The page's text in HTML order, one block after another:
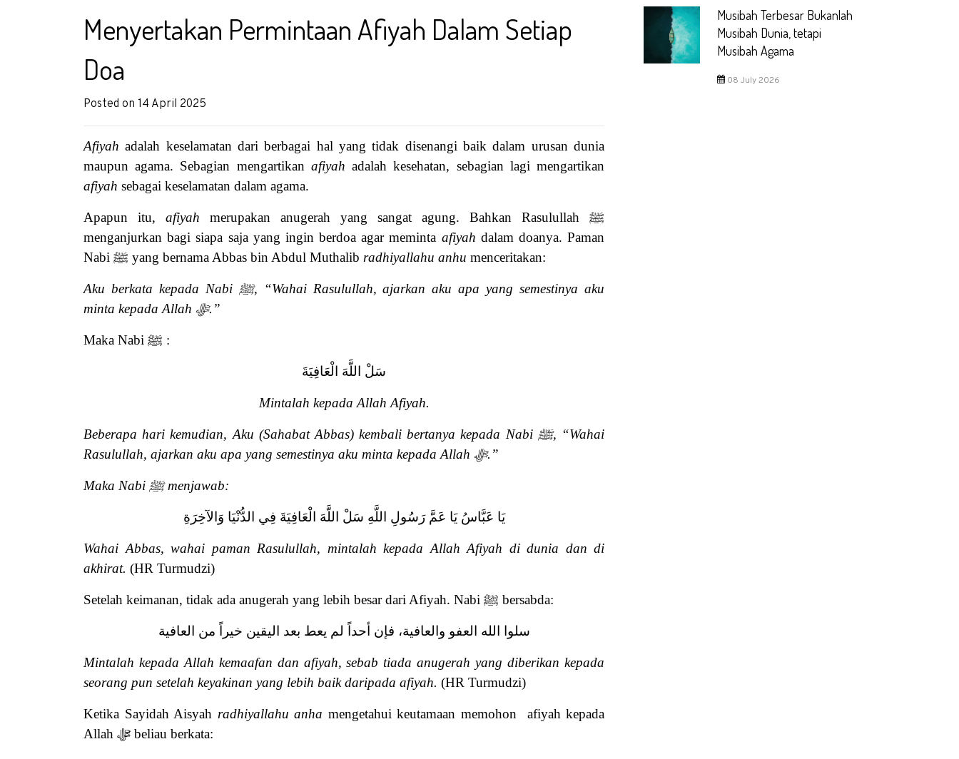
Menyertakan Permintaan Afiyah Dalam Setiap
Doa
Posted on 14 April 2025
Afiyah adalah keselamatan dari berbagai hal yang tidak disenangi baik dalam urusan dunia
maupun agama. Sebagian mengartikan afiyah adalah kesehatan, sebagian lagi mengartikan
afiyah sebagai keselamatan dalam agama.
Apapun itu, afiyah merupakan anugerah yang sangat agung. Bahkan Rasulullah ﷺ
menganjurkan bagi siapa saja yang ingin berdoa agar meminta afiyah dalam doanya. Paman
Nabi ﷺ yang bernama Abbas bin Abdul Muthalib radhiyallahu anhu menceritakan:
Aku berkata kepada Nabi ﷺ, “Wahai Rasulullah, ajarkan aku apa yang semestinya aku
minta kepada Allah ﷻ.”
Maka Nabi ﷺ :
سَلْ اللَّهَ الْعَافِيَةَ
Mintalah kepada Allah Afiyah.
Beberapa hari kemudian, Aku (Sahabat Abbas) kembali bertanya kepada Nabi ﷺ, “Wahai
Rasulullah, ajarkan aku apa yang semestinya aku minta kepada Allah ﷻ.”
Maka Nabi ﷺmenjawab:
يَا عَبَّاسُ يَا عَمَّ رَسُولِ اللَّهِ سَلْ اللَّهَ الْعَافِيَةَ فِي الدُّنْيَا وَالآخِرَةِ
Wahai Abbas, wahai paman Rasulullah, mintalah kepada Allah Afiyah di dunia dan di
akhirat. (HR Turmudzi)
Setelah keimanan, tidak ada anugerah yang lebih besar dari Afiyah. Nabi ﷺ bersabda:
سلوا الله العفو والعافية، فإن أحداً لم يعط بعد اليقين خيراً من العافية
Mintalah kepada Allah kemaafan dan afiyah, sebab tiada anugerah yang diberikan kepada
seorang pun setelah keyakinan yang lebih baik daripada afiyah. (HR Turmudzi)
Ketika Sayidah Aisyah radhiyallahu anha mengetahui keutamaan memohon afiyah kepada
Allah ﷻ beliau berkata:
Musibah Terbesar Bukanlah
Musibah Dunia, tetapi
Musibah Agama
08 July 2026